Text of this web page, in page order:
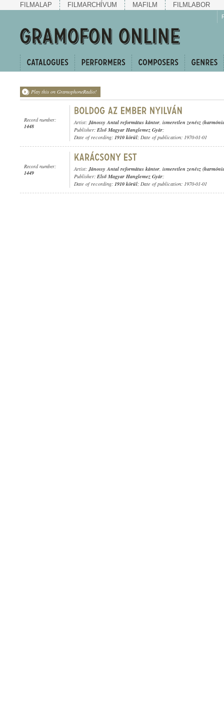
FILMALAP FILMARCHÍVUM MAFILM FILMLABOR
Play this on GramophoneRadio!
Record number:
1448
Artist:Jánossy Antal református kántor, ismeretlen zenész
Publisher: Első Magyar Hanglemez Gyár;
Date of recording: 1910 körül; Date of publication: 1970-01-01
Record number:
1449
Artist:Jánossy Antal református kántor, ismeretlen zenész
Publisher: Első Magyar Hanglemez Gyár;
Date of recording: 1910 körül; Date of publication: 1970-01-01